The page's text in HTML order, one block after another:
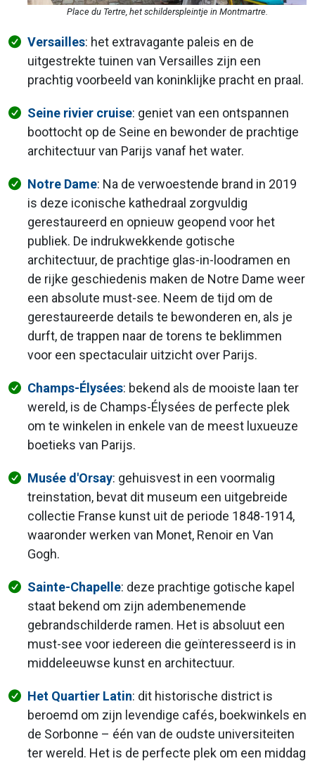
Place du Tertre, het schilderspleintje in Montmartre.
Versailles: het extravagante paleis en de
uitgestrekte tuinen van Versailles zijn een
prachtig voorbeeld van koninklijke pracht en praal.
Seine rivier cruise: geniet van een ontspannen
boottocht op de Seine en bewonder de prachtige
architectuur van Parijs vanaf het water.
Notre Dame: Na de verwoestende brand in 2019
is deze iconische kathedraal zorgvuldig
gerestaureerd en opnieuw geopend voor het
publiek. De indrukwekkende gotische
architectuur, de prachtige glas-in-loodramen en
de rijke geschiedenis maken de Notre Dame weer
een absolute must-see. Neem de tijd om de
gerestaureerde details te bewonderen en, als je
durft, de trappen naar de torens te beklimmen
voor een spectaculair uitzicht over Parijs.
Champs-Élysées: bekend als de mooiste laan ter
wereld, is de Champs-Élysées de perfecte plek
om te winkelen in enkele van de meest luxueuze
boetieks van Parijs.
Musée d'Orsay: gehuisvest in een voormalig
treinstation, bevat dit museum een uitgebreide
collectie Franse kunst uit de periode 1848-1914,
waaronder werken van Monet, Renoir en Van
Gogh.
Sainte-Chapelle: deze prachtige gotische kapel
staat bekend om zijn adembenemende
gebrandschilderde ramen. Het is absoluut een
must-see voor iedereen die geïnteresseerd is in
middeleeuwse kunst en architectuur.
Het Quartier Latin: dit historische district is
beroemd om zijn levendige cafés, boekwinkels en
de Sorbonne – één van de oudste universiteiten
ter wereld. Het is de perfecte plek om een middag